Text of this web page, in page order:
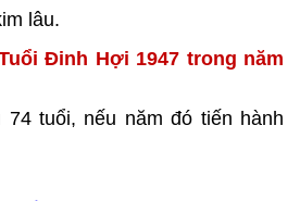
lâu.
Đinh Hợi 1947 trong năm
74 tuổi, nếu năm đó tiến hành